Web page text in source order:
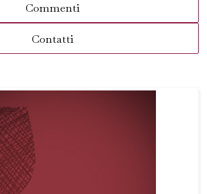
Commenti
Contatti